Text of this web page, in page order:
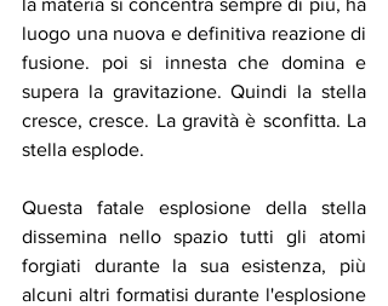
luogo una nuova e definitiva reazione di
fusione. poi si innesta che domina e
supera la gravitazione. Quindi la stella
cresce, cresce. La gravità è sconfitta. La
stella esplode.
Questa fatale esplosione della stella
dissemina nello spazio tutti gli atomi
forgiati durante la sua esistenza, più
alcuni altri formatisi durante l'esplosione